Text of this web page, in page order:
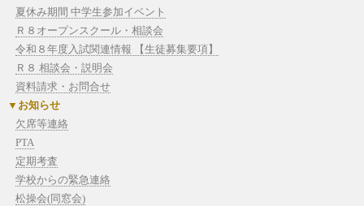
夏休み期間 中学生参加イベント
Ｒ８オープンスクール・相談会
令和８年度入試関連情報 【生徒募集要項】
Ｒ８ 相談会・説明会
資料請求・お問合せ
お知らせ
欠席等連絡
PTA
定期考査
学校からの緊急連絡
松操会(同窓会)